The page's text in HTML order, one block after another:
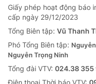
VTV Sức khoẻ
Thị trường 24h
VTV4
Giấy phép hoạt động báo
cấp ngày 29/12/2023
Tổng Biên tập: Vũ Thanh
Phó Tổng Biên tập:
Nguyễn Trọng Ninh
Tổng đài VTV: 024.38 355
Ðiện thoại Thời báo VTV: